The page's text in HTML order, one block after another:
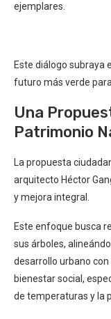
ejemplares.
Este diálogo subraya
futuro más verde
Una
Patrimonio
La propuesta
arquitecto Héctor
y mejora integral.
Este enfoque busca
sus árboles,
desarrollo urbano
bienestar social,
de temperaturas y la